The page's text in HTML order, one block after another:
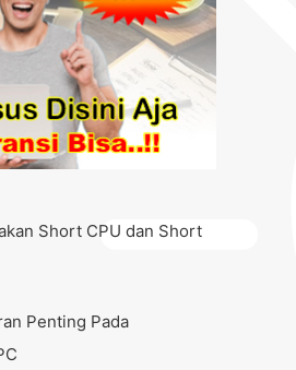
Short CPU dan Short
Penting Pada